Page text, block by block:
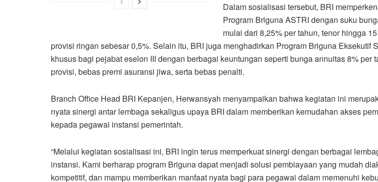
Dalam sosialisasi tersebut, BRI
Program Briguna ASTRI dengan suku
mulai dari 8,25% per tahun, tenor hingga
provisi ringan sebesar 0,5%. Selain itu, BRI juga menghadirkan Program Briguna Eksekutif
khusus bagi pejabat eselon III dengan berbagai keuntungan seperti bunga annuitas 8% per
provisi, bebas premi asuransi jiwa, serta bebas penalti.
Branch Office Head BRI Kepanjen, Herwansyah menyampaikan bahwa kegiatan ini
nyata sinergi antar lembaga sekaligus upaya BRI dalam memberikan kemudahan akses
kepada pegawai instansi pemerintah.
“Melalui kegiatan sosialisasi ini, BRI ingin terus memperkuat sinergi dengan berbagai
instansi. Kami berharap program Briguna dapat menjadi solusi pembiayaan yang mudah
kompetitif, dan mampu memberikan manfaat nyata bagi para pegawai dalam memenuhi